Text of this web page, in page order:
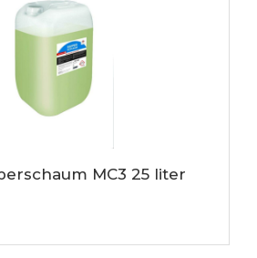
MC3 25 liter